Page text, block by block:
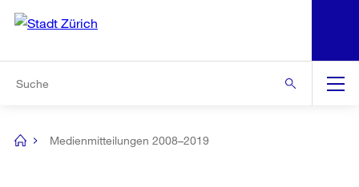
Navigation
[no
Medienmitteilungen 2008–2019